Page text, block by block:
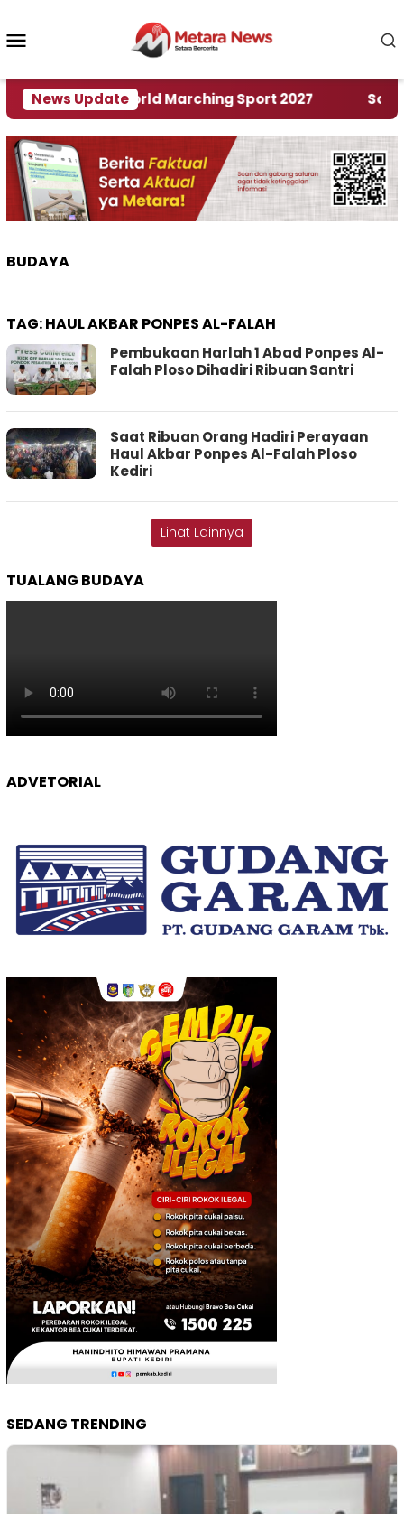
konten
News Update
Rumah World Marching Sport 2027 ‎Soal
BUDAYA
TAG:HAUL AKBAR PONPES AL-FALAH
Pembukaan Harlah 1 Abad Ponpes Al-
Falah Ploso Dihadiri Ribuan Santri
Saat Ribuan Orang Hadiri Perayaan
Haul Akbar Ponpes Al-Falah Ploso
Kediri
Lihat Lainnya
TUALANG BUDAYA
ADVETORIAL
SEDANG TRENDING